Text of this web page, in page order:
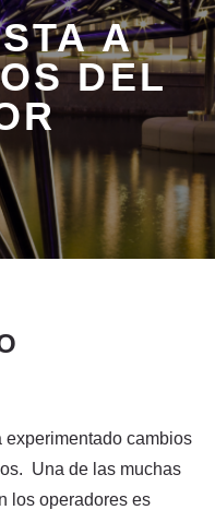
A
DEL
cambios
Una de las muchas
los operadores es